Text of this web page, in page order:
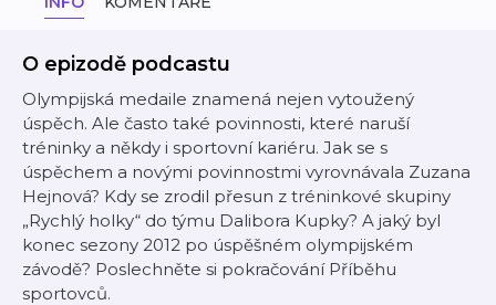
O epizodě podcastu
Olympijská medaile znamená nejen vytoužený
úspěch. Ale často také povinnosti, které naruší
tréninky a někdy i sportovní kariéru. Jak se s
úspěchem a novými povinnostmi vyrovnávala Zuzana
Hejnová? Kdy se zrodil přesun z tréninkové skupiny
„Rychlý holky“ do týmu Dalibora Kupky? A jaký byl
konec sezony 2012 po úspěšném olympijském
závodě? Poslechněte si pokračování Příběhu
sportovců.